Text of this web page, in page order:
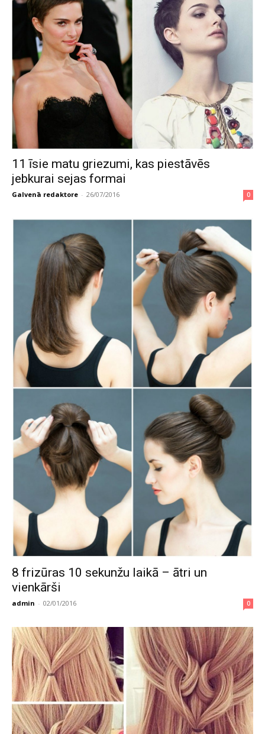
11 īsie matu griezumi, kas piestāvēs
jebkurai sejas formai
Galvenā redaktore - 26/07/2016 0
8 frizūras 10 sekunžu laikā – ātri un
vienkārši
admin - 02/01/2016 0